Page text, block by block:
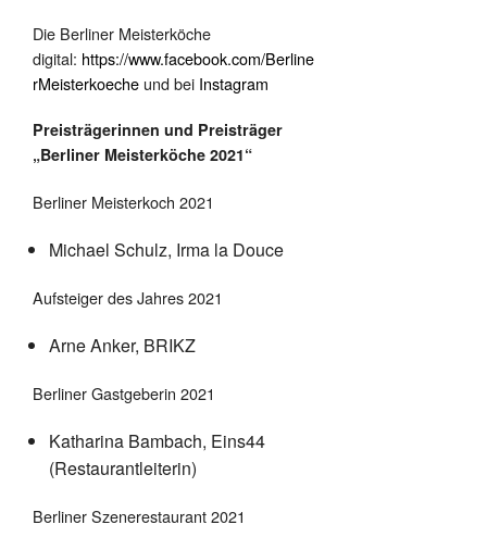
Die Berliner Meisterköche
digital: https://www.facebook.com/Berline
rMeisterkoeche und bei Instagram
Preisträgerinnen und Preisträger
„Berliner Meisterköche 2021“
Berliner Meisterkoch 2021
Michael Schulz, Irma la Douce
Aufsteiger des Jahres 2021
Arne Anker, BRIKZ
Berliner Gastgeberin 2021
Katharina Bambach, Eins44
(Restaurantleiterin)
Berliner Szenerestaurant 2021